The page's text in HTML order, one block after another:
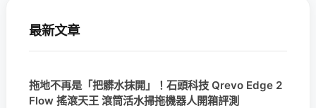
最新文章
拖地不再是「把髒水抹開」！石頭科技 Qrevo Edge 2
Flow 搖滾天王 滾筒活水掃拖機器人開箱評測